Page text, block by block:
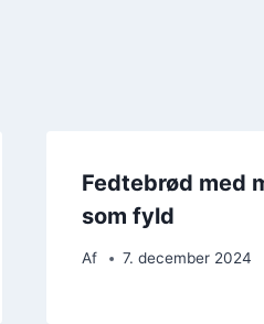
Fedtebrød med
som fyld
Af 7. december 2024